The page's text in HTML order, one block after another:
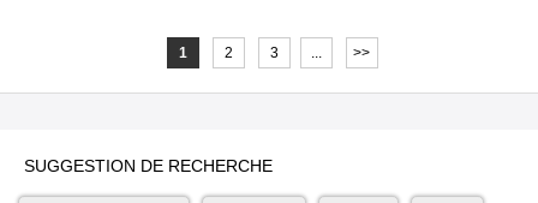
1 2 3 ... >>
SUGGESTION DE RECHERCHE